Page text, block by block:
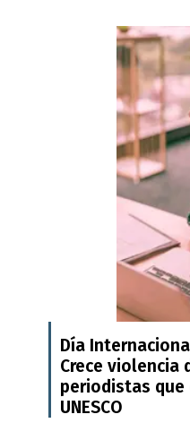
Día
Crece violencia
periodistas que
UNESCO